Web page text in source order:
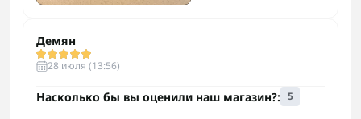
Демян
28 июля (13:56)
Насколько бы вы оценили наш магазин?: 5